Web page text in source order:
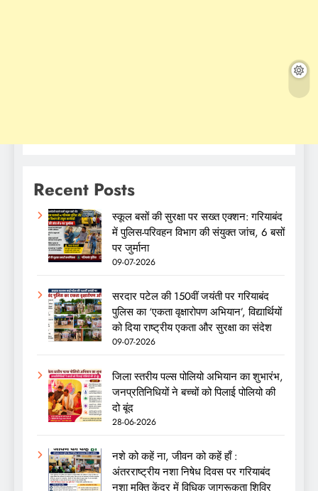
Recent Posts
स्कूल बसों की सुरक्षा पर सख्त एक्शन: गरियाबंद
में पुलिस-परिवहन विभाग की संयुक्त जांच, 6 बसों
पर जुर्माना
09-07-2026
सरदार पटेल की 150वीं जयंती पर गरियाबंद
पुलिस का ‘एकता वृक्षारोपण अभियान’, विद्यार्थियों
को दिया राष्ट्रीय एकता और सुरक्षा का संदेश
09-07-2026
जिला स्तरीय पल्स पोलियो अभियान का शुभारंभ,
जनप्रतिनिधियों ने बच्चों को पिलाई पोलियो की
दो बूंद
28-06-2026
नशे को कहें ना, जीवन को कहें हाँ :
अंतरराष्ट्रीय नशा निषेध दिवस पर गरियाबंद
नशा मुक्ति केंद्र में विधिक जागरूकता शिविर